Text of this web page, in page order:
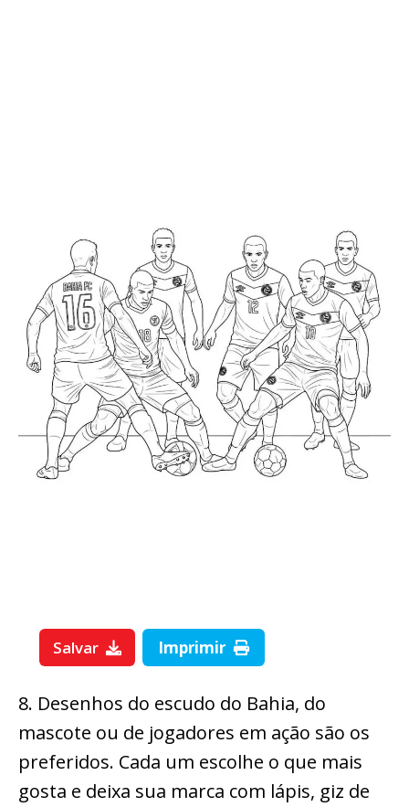
Salvar Imprimir
8. Desenhos do escudo do Bahia, do
mascote ou de jogadores em ação são os
preferidos. Cada um escolhe o que mais
gosta e deixa sua marca com lápis, giz de